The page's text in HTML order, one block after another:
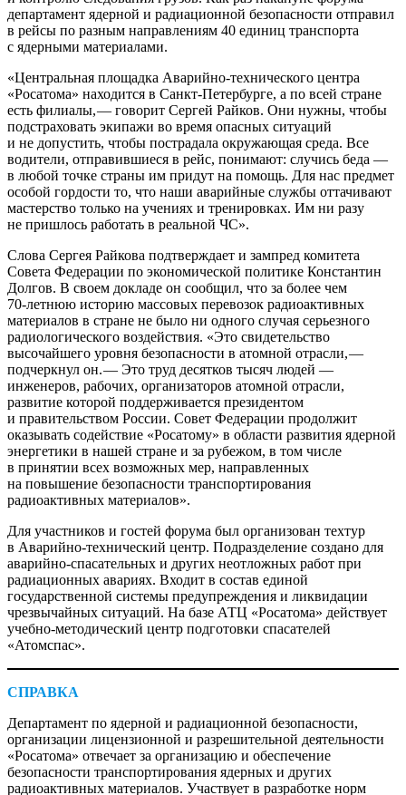
департамент ядерной и радиационной безопасности отправил
в рейсы по разным направлениям 40 единиц транспорта
с ядерными материалами.
«Центральная площадка Аварийно-технического центра
«Росатома» находится в Санкт-­Петербурге, а по всей стране
есть филиалы, — ​говорит Сергей Райков. Они нужны, чтобы
подстраховать экипажи во время опасных ситуаций
и не допустить, чтобы пострадала окружающая среда. Все
водители, отправившиеся в рейс, понимают: случись беда — ​
в любой точке страны им придут на помощь. Для нас предмет
особой гордости то, что наши аварийные службы оттачивают
мастерство только на учениях и тренировках. Им ни разу
не пришлось работать в реальной ЧС».
Слова Сергея Райкова подтверждает и зампред комитета
Совета Федерации по экономической политике Константин
Долгов. В своем докладе он сообщил, что за более чем
70‑летнюю историю массовых перевозок радиоактивных
материалов в стране не было ни одного случая серьезного
радиологического воздействия. «Это свидетельство
высочайшего уровня безопасности в атомной отрасли, — ​
подчеркнул он. — ​Это труд десятков тысяч людей — ​
инженеров, рабочих, организаторов атомной отрасли,
развитие которой поддерживается президентом
и правительством России. Совет Федерации продолжит
оказывать содействие «Росатому» в области развития ядерной
энергетики в нашей стране и за рубежом, в том числе
в принятии всех возможных мер, направленных
на повышение безопасности транспортирования
радиоактивных материалов».
Для участников и гостей форума был организован техтур
в Аварийно-технический центр. Подразделение создано для
аварийно-спасательных и других неотложных работ при
радиационных авариях. Входит в состав единой
государственной системы предупреждения и ликвидации
чрезвычайных ситуаций. На базе АТЦ «Росатома» действует
учебно-методический центр подготовки спасателей
«Атомспас».
СПРАВКА
Департамент по ядерной и радиационной безопасности,
организации лицензионной и разрешительной деятельности
«Росатома» отвечает за организацию и обеспечение
безопасности транспортирования ядерных и других
радиоактивных материалов. Участвует в разработке норм